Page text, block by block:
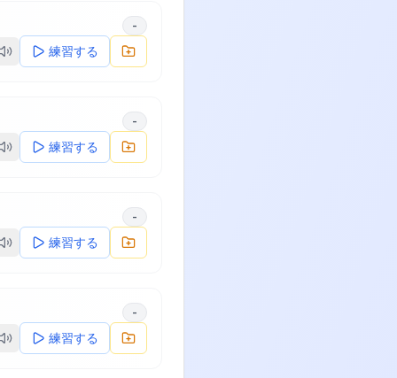
-
練習する
-
練習する
-
練習する
-
練習する